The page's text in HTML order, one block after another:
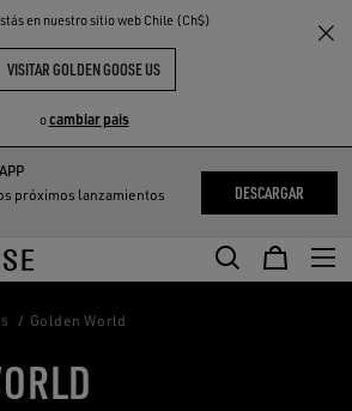
en nuestro sitio web Chile (Ch$)
VISITAR GOLDEN GOOSE US
ocambiar pais
próximos lanzamientos
DESCARGAR
THE
COMMUNITY
Golden World